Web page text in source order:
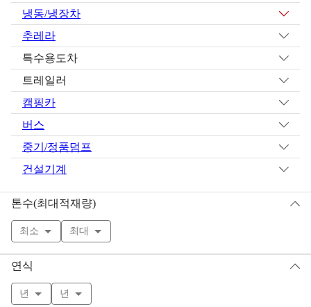
냉동/냉장차
추레라
특수용도차
트레일러
캠핑카
버스
중기/정품덤프
건설기계
톤수(최대적재량)
최소 최대
연식
년 년